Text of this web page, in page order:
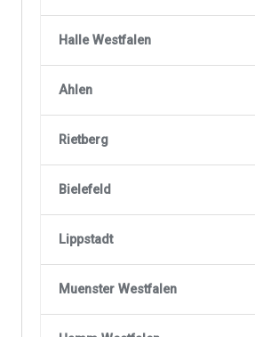
Halle Westfalen
Ahlen
Rietberg
Bielefeld
Lippstadt
Muenster Westfalen